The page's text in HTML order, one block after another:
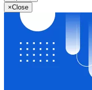
×Close